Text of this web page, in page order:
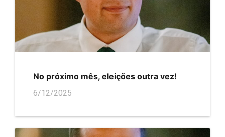
No próximo mês, eleições outra vez!
6/12/2025